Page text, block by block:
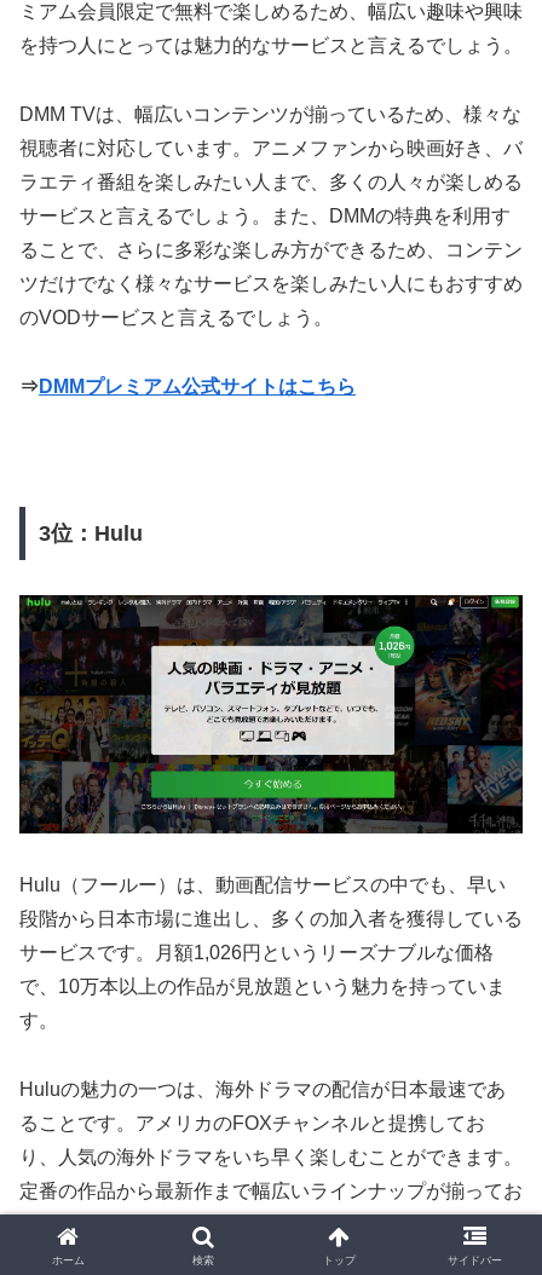
ミアム会員限定で無料で楽しめるため、幅広い趣味や興味
を持つ人にとっては魅力的なサービスと言えるでしょう。
DMM TVは、幅広いコンテンツが揃っているため、様々な
視聴者に対応しています。アニメファンから映画好き、バ
ラエティ番組を楽しみたい人まで、多くの人々が楽しめる
サービスと言えるでしょう。また、DMMの特典を利用す
ることで、さらに多彩な楽しみ方ができるため、コンテン
ツだけでなく様々なサービスを楽しみたい人にもおすすめ
のVODサービスと言えるでしょう。
⇒ DMMプレミアム公式サイトはこちら
3位：Hulu
Hulu（フールー）は、動画配信サービスの中でも、早い
段階から日本市場に進出し、多くの加入者を獲得している
サービスです。月額1,026円というリーズナブルな価格
で、10万本以上の作品が見放題という魅力を持っていま
す。
Huluの魅力の一つは、海外ドラマの配信が日本最速であ
ることです。アメリカのFOXチャンネルと提携してお
り、人気の海外ドラマをいち早く楽しむことができます。
定番の作品から最新作まで幅広いラインナップが揃ってお
り、自分の好みに合った作品を選んで視聴することができ
ます。
ホーム 検索 トップ サイドバー